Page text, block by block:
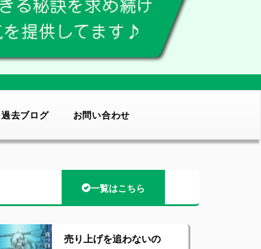
過去ブログ お問い合わせ
一覧はこちら
売り上げを追わないの